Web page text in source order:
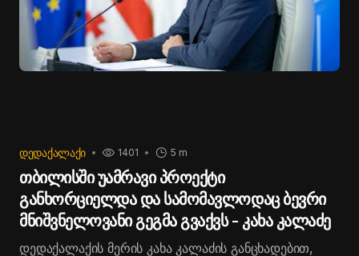
ᲓᲔᲓᲐᲥᲐᲚᲐᲥᲘ 5 m
1401
თბილისში უამრავი პროექტი
განხორციელდა და სამომავლოდაც ბევრი
მნიშვნელოვანი გეგმა გვაქვს - კახა კალაძე
დედაქალაქის მერის კახა კალაძის განცხადებით,